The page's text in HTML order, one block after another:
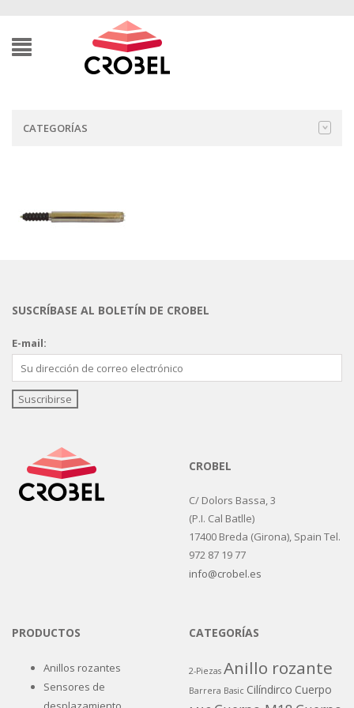
CATEGORÍAS
SUSCRÍBASE AL BOLETÍN DE CROBEL
E-mail:
CROBEL
C/ Dolors Bassa, 3
(P.I. Cal Batlle)
17400 Breda (Girona), Spain Tel.
972 87 19 77
info@crobel.es
PRODUCTOS
Anillos rozantes
Sensores de
CATEGORÍAS
2-Piezas Anillo rozante
Barrera Basic Cilíndirco Cuerpo